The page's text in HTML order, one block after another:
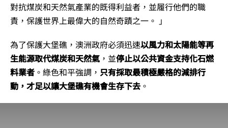
對抗煤炭和天然氣產業的既得利益者，並履行他們的職
責，保護世界上最偉大的自然奇蹟之一。 」
為了保護大堡礁，澳洲政府必須迅速以風力和太陽能等再
生能源取代煤炭和天然氣 ，並停止以公共資金支持化石燃
料業者 。綠色和平強調， 只有採取最積極嚴格的減排行
動，才足以讓大堡礁有機會生存下去 。